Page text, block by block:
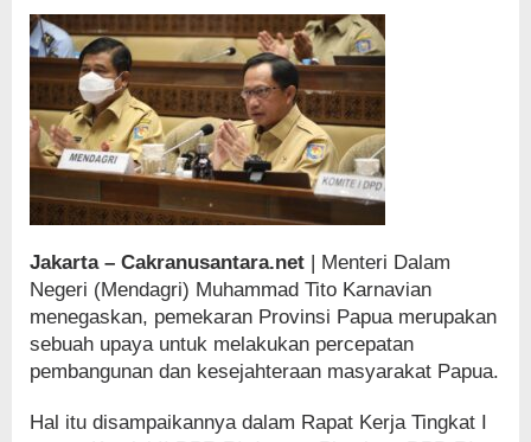
Jakarta – Cakranusantara.net | Menteri Dalam
Negeri (Mendagri) Muhammad Tito Karnavian
menegaskan, pemekaran Provinsi Papua merupakan
sebuah upaya untuk melakukan percepatan
pembangunan dan kesejahteraan masyarakat Papua.
Hal itu disampaikannya dalam Rapat Kerja Tingkat I